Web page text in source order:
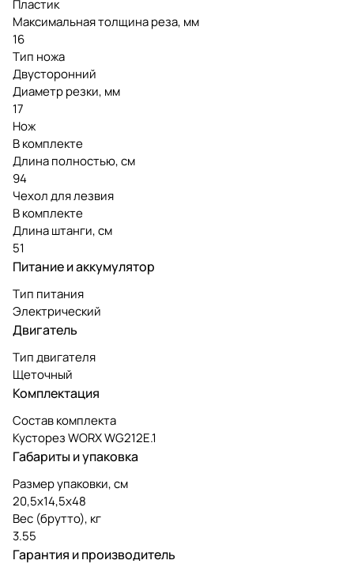
Пластик
Максимальная толщина реза, мм
16
Тип ножа
Двусторонний
Диаметр резки, мм
17
Нож
В комплекте
Длина полностью, см
94
Чехол для лезвия
В комплекте
Длина штанги, см
51
Питание и аккумулятор
Тип питания
Электрический
Двигатель
Тип двигателя
Щеточный
Комплектация
Состав комплекта
Кусторез WORX WG212E.1
Габариты и упаковка
Размер упаковки, см
20,5х14,5х48
Вес (брутто), кг
3.55
Гарантия и производитель